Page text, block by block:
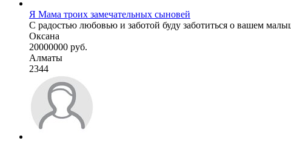
Я Мама троих замечательных сыновей
С радостью любовью и заботой буду заботиться о вашем
Оксана
20000000 руб.
Алматы
2344